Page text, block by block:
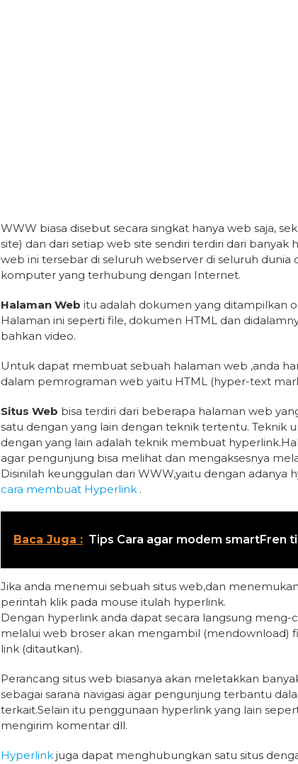
WWW biasa disebut secara singkat hanya web saja,
site) dan dari setiap web site sendiri terdiri dari
web ini tersebar di seluruh webserver di seluruh
komputer yang terhubung dengan Internet.
Halaman Web itu adalah dokumen yang ditampilkan
Halaman ini seperti file, dokumen HTML dan
bahkan video.
Untuk dapat membuat sebuah halaman web ,anda
dalam pemrograman web yaitu HTML (hyper-text
Situs Web bisa terdiri dari beberapa halaman web
satu dengan yang lain dengan teknik tertentu. Teknik
dengan yang lain adalah teknik membuat
agar pengunjung bisa melihat dan mengaksesnya
Disinilah keunggulan dari WWW,yaitu dengan adanya
cara membuat Hyperlink .
Baca Juga : Tips Cara agar modem smartFren
Jika anda menemui sebuah situs web,dan
perintah klik pada mouse itulah hyperlink.
Dengan hyperlink anda dapat secara langsung
melalui web broser akan mengambil (mendownload)
link (ditautkan).
Perancang situs web biasanya akan meletakkan
sebagai sarana navigasi agar pengunjung terbantu
terkait.Selain itu penggunaan hyperlink yang lain
mengirim komentar dll.
Hyperlink juga dapat menghubungkan satu situs